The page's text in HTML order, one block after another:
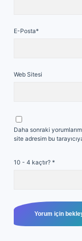
E-Posta*
Web Sitesi
Daha sonraki
site adresim bu
10 - 4 kaçtır? *